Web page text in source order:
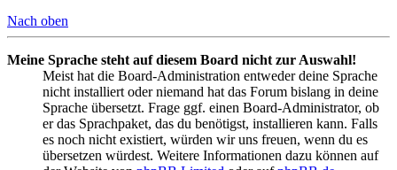
Nach oben
Meine Sprache steht auf diesem Board nicht zur Auswahl!
Meist hat die Board-Administration entweder deine Sprache
nicht installiert oder niemand hat das Forum bislang in deine
Sprache übersetzt. Frage ggf. einen Board-Administrator, ob
er das Sprachpaket, das du benötigst, installieren kann. Falls
es noch nicht existiert, würden wir uns freuen, wenn du es
übersetzen würdest. Weitere Informationen dazu können auf